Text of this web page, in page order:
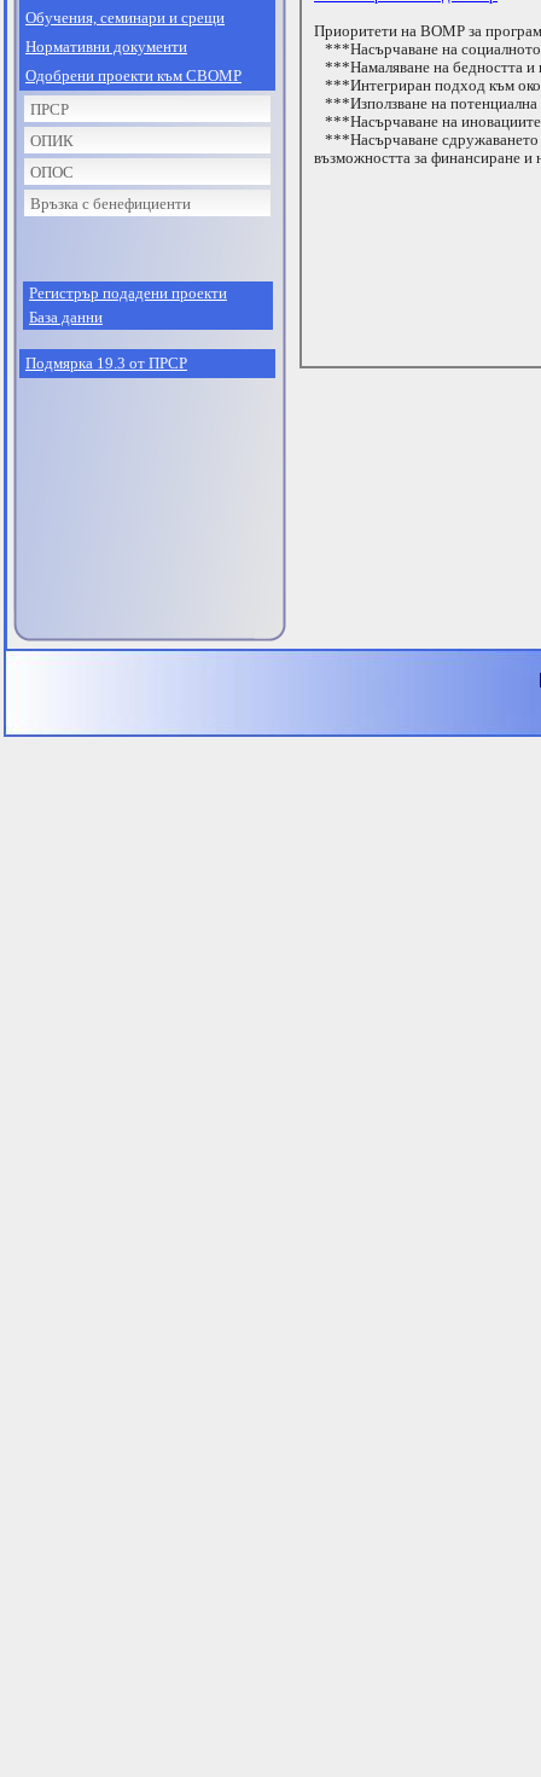
Приоритети на ВОМР за
***Насърчаване на
***Намаляване на бедността и
***Интегриран подход към
***Използване на потенциална
***Насърчаване на
***Насърчаване
възможността за финансиране
Регистрър подадени проекти
База данни
Подмярка 19.3 от ПРСР
Обучения, семинари и срещи
Нормативни документи
Одобрени проекти към СВОМР
ПРСР
ОПИК
ОПОС
Връзка с бенефициенти